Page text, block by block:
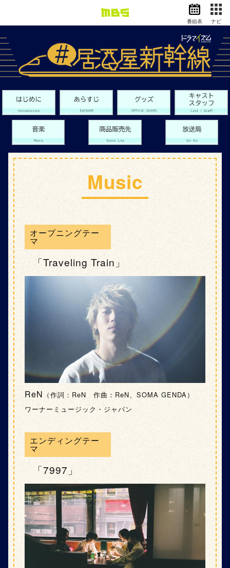
情報・報道
バラエティ
ドラマ
アニメ
動画イズム ニュース
天気・防災 イベント
映画 アナウンサー
番組表 ナビ
Music
オープニングテー
マ
「Traveling Train」
ReN （作詞：ReN 作曲：ReN、SOMA GENDA）
ワーナーミュージック・ジャパン
エンディングテー
マ
「7997」